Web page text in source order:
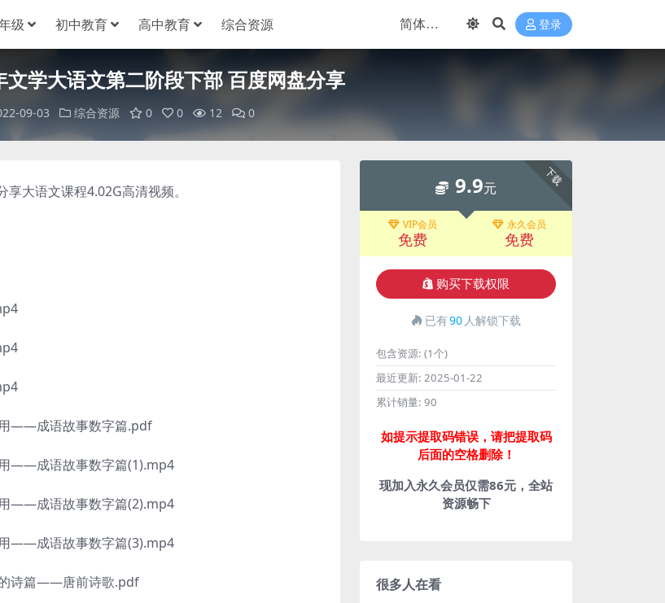
级 初中教育 高中教育 综合资源 登录
文学大语文第二阶段下部 百度网盘分享
09-03 综合资源 0 0 12 0
大语文课程4.02G高清视频。
——成语故事数字篇.pdf
——成语故事数字篇(1).mp4
——成语故事数字篇(2).mp4
——成语故事数字篇(3).mp4
诗篇——唐前诗歌.pdf
下载
9.9元
VIP会员
免费
永久会员
免费
购买下载权限
已有90 人解锁下载
包含资源: (1个)
最近更新: 2025-01-22
累计销量: 90
如提示提取码错误，请把提取码
后面的空格删除！
现加入永久会员仅需86元，全站
资源畅下
很多人在看